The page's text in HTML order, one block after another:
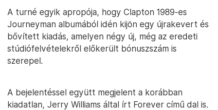
A turné egyik apropója, hogy Clapton 1989-es
Journeyman albumából idén kijön egy újrakevert és
bővített kiadás, amelyen négy új, még az eredeti
stúdiófelvételekről előkerült bónuszszám is
szerepel.
A bejelentéssel együtt megjelent a korábban
kiadatlan, Jerry Williams által írt Forever című dal is.